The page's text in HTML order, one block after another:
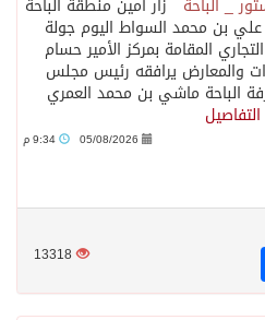
_ الباحة زار أمين منطقة الباحة
علي بن محمد السواط اليوم جولة
التجاري المقامة بمركز الأمير حسام
والمعارض يرافقه رئيس مجلس
الباحة ماشي بن محمد العمري
التفاصيل
05/08/2026
13318